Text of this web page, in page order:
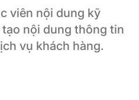
viên nội dung kỹ
nội dung thông tin
vụ khách hàng.